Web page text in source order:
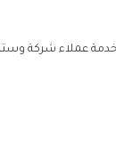
عملاء شركة